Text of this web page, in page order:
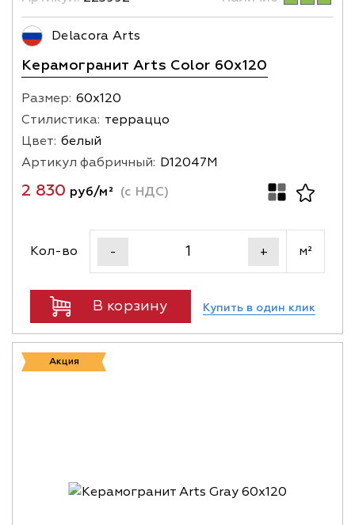
Delacora Arts
Керамогранит Arts Color 60х120
Размер: 60х120
Стилистика: терраццо
Цвет: белый
Артикул фабричный: D12047M
2 830 руб/м² (с НДС)
Кол-во - + м²
В корзину Купить в один клик
Акция